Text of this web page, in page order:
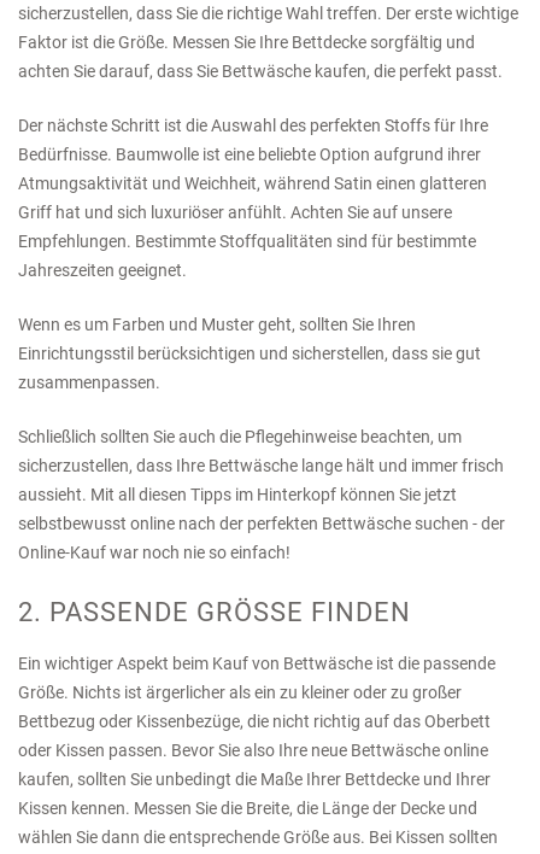
sicherzustellen, dass Sie die richtige Wahl treffen. Der erste wichtige
Faktor ist die Größe. Messen Sie Ihre Bettdecke sorgfältig und
achten Sie darauf, dass Sie Bettwäsche kaufen, die perfekt passt.
Der nächste Schritt ist die Auswahl des perfekten Stoffs für Ihre
Bedürfnisse. Baumwolle ist eine beliebte Option aufgrund ihrer
Atmungsaktivität und Weichheit, während Satin einen glatteren
Griff hat und sich luxuriöser anfühlt. Achten Sie auf unsere
Empfehlungen. Bestimmte Stoffqualitäten sind für bestimmte
Jahreszeiten geeignet.
Wenn es um Farben und Muster geht, sollten Sie Ihren
Einrichtungsstil berücksichtigen und sicherstellen, dass sie gut
zusammenpassen.
Schließlich sollten Sie auch die Pflegehinweise beachten, um
sicherzustellen, dass Ihre Bettwäsche lange hält und immer frisch
aussieht. Mit all diesen Tipps im Hinterkopf können Sie jetzt
selbstbewusst online nach der perfekten Bettwäsche suchen - der
Online-Kauf war noch nie so einfach!
2. PASSENDE GRÖSSE FINDEN
Ein wichtiger Aspekt beim Kauf von Bettwäsche ist die passende
Größe. Nichts ist ärgerlicher als ein zu kleiner oder zu großer
Bettbezug oder Kissenbezüge, die nicht richtig auf das Oberbett
oder Kissen passen. Bevor Sie also Ihre neue Bettwäsche online
kaufen, sollten Sie unbedingt die Maße Ihrer Bettdecke und Ihrer
Kissen kennen. Messen Sie die Breite, die Länge der Decke und
wählen Sie dann die entsprechende Größe aus. Bei Kissen sollten